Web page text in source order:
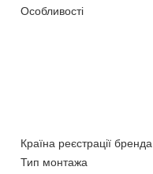
Особливості
Країна реєстрації бренда
Тип монтажа